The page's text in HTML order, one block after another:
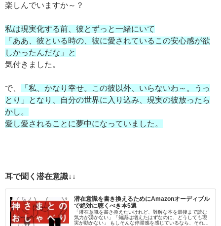
楽しんでいますか～？
私は現実化する前、彼とずっと一緒にいて
「ああ、彼といる時の、彼に愛されているこの安心感が欲
しかったんだな」と
気付きました。
で、
「私、かなり幸せ。この彼以外、いらないわ～。うっ
とり」となり、自分の世界に入り込み、現実の彼放ったら
かし。
愛し愛されることに夢中になっていました。
耳で聞く潜在意識↓↓
潜在意識を書き換えるためにAmazonオーディブル
で絶対に聴くべき本5選
「潜在意識を書き換えたいけれど、難解な本を最後まで読む
気力が湧かない」「知識は増えたはずなのに、どうしても現
実が動かない」 もしそんな停滞感を感じているなら、それは